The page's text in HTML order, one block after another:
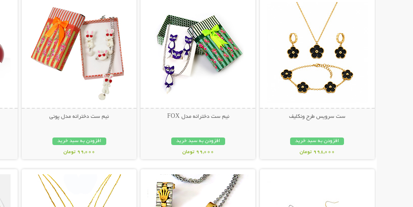
ست سرویس طرح ونکلیف
افزودن به سبد خرید
998,000 تومان
نیم ست دخترانه مدل FOX
افزودن به سبد خرید
99,000 تومان
نیم ست دخترانه مدل پونی
افزودن به سبد خرید
99,000 تومان